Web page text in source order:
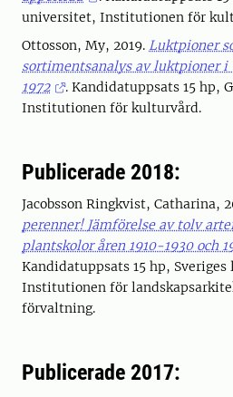
universitet, Institutionen för
Ottosson, My, 2019. Luktpioner
sortimentsanalys av luktpioner i
1972
. Kandidatuppsats 15 hp,
Institutionen för kulturvård.
Publicerade 2018:
Jacobsson Ringkvist, Catharina,
perenner! Jämförelse av tolv
plantskolor åren 1910-1930 och
Kandidatuppsats 15 hp,
Institutionen för
förvaltning.
Publicerade 2017: